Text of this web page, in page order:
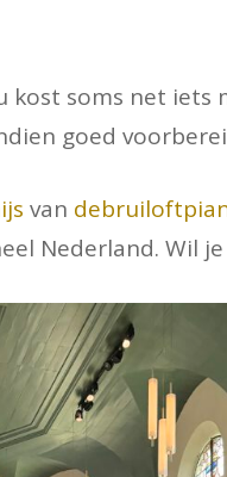
kost soms net
goed
van
Nederland. Wil